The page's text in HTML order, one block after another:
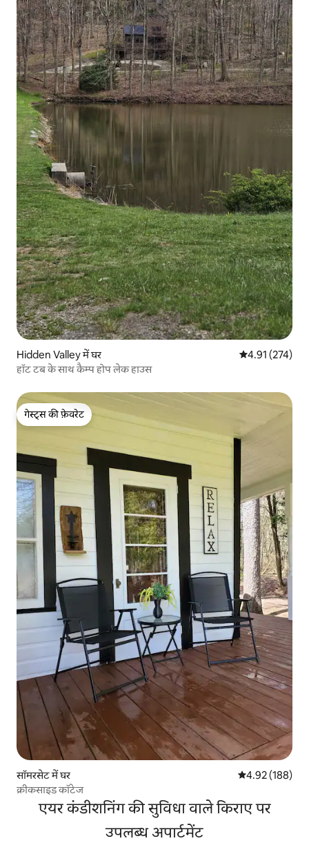
Hidden Valley में घर औसत रेटिंग 5 में से
4.91 (274)
हॉट टब के साथ कैम्प होप लेक हाउस
गेस्ट्स की फ़ेवरेट
गेस्ट्स की फ़ेवरेट
सॉमरसेट में घर औसत रेटिंग 5 में से
4.92 (188)
क्रीकसाइड कॉटेज
एयर कंडीशनिंग की सुविधा वाले किराए पर
उपलब्ध अपार्टमेंट